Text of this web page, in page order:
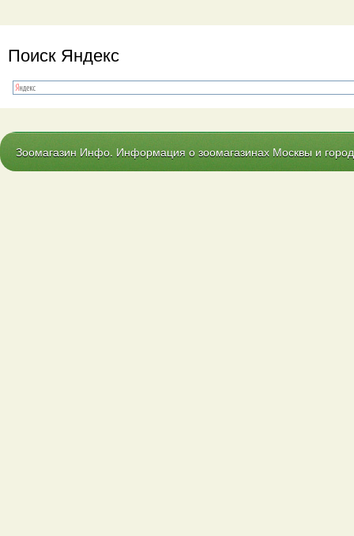
Поиск Яндекс
Зоомагазин Инфо. Информация о зоомагазинах Москвы и